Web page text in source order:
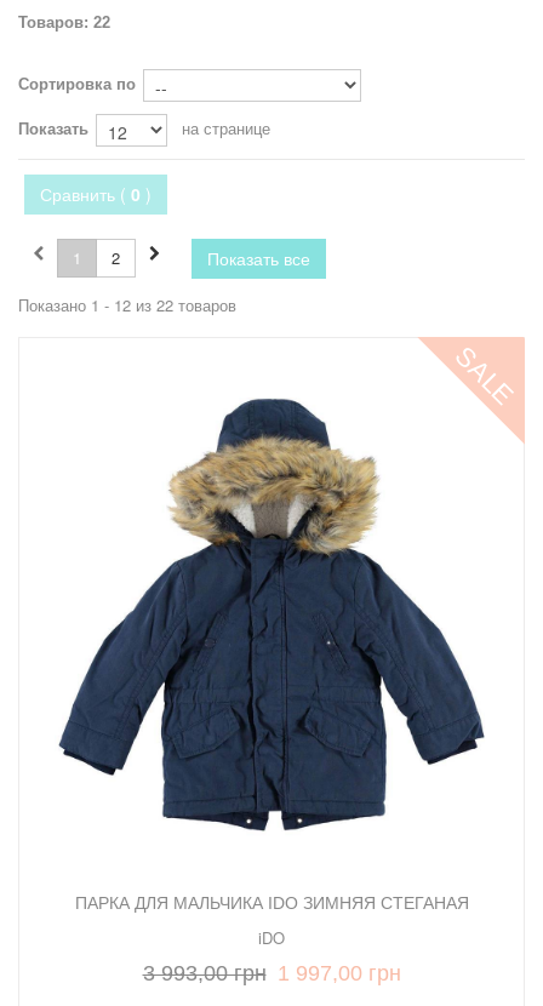
Товаров: 22
Сортировка по
Показать
на странице
Сравнить ( 0 )
Показать все
1 2
Показано 1 - 12 из 22 товаров
SALE
ПАРКА ДЛЯ МАЛЬЧИКА IDO ЗИМНЯЯ СТЕГАНАЯ
iDO
3 993,00 грн 1 997,00 грн